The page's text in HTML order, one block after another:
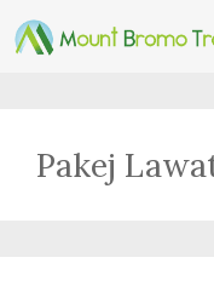
Skip
to
Pakej